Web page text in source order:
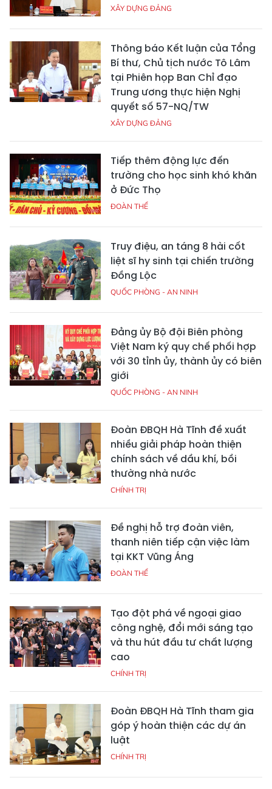
XÂY DỰNG ĐẢNG
Thông báo Kết luận của Tổng
Bí thư, Chủ tịch nước Tô Lâm
tại Phiên họp Ban Chỉ đạo
Trung ương thực hiện Nghị
quyết số 57-NQ/TW
XÂY DỰNG ĐẢNG
Tiếp thêm động lực đến
trường cho học sinh khó khăn
ở Đức Thọ
ĐOÀN THỂ
Truy điệu, an táng 8 hài cốt
liệt sĩ hy sinh tại chiến trường
Đồng Lộc
QUỐC PHÒNG - AN NINH
Đảng ủy Bộ đội Biên phòng
Việt Nam ký quy chế phối hợp
với 30 tỉnh ủy, thành ủy có biên
giới
QUỐC PHÒNG - AN NINH
Đoàn ĐBQH Hà Tĩnh đề xuất
nhiều giải pháp hoàn thiện
chính sách về dầu khí, bồi
thường nhà nước
CHÍNH TRỊ
Đề nghị hỗ trợ đoàn viên,
thanh niên tiếp cận việc làm
tại KKT Vũng Áng
ĐOÀN THỂ
Tạo đột phá về ngoại giao
công nghệ, đổi mới sáng tạo
và thu hút đầu tư chất lượng
cao
CHÍNH TRỊ
Đoàn ĐBQH Hà Tĩnh tham gia
góp ý hoàn thiện các dự án
luật
CHÍNH TRỊ